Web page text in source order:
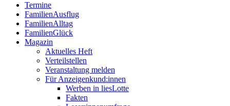
Termine
FamilienAusflug
FamilienAlltag
FamilienGlück
Magazin
Aktuelles Heft
Verteilstellen
Veranstaltung melden
Für Anzeigenkund:innen
Werben in liesLotte
Fakten